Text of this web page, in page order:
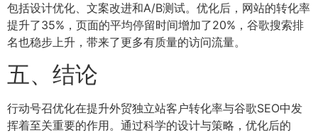
包括设计优化、文案改进和A/B测试。优化后，网站的转化率
提升了35%，页面的平均停留时间增加了20%，谷歌搜索排
名也稳步上升，带来了更多有质量的访问流量。
五、结论
行动号召优化在提升外贸独立站客户转化率与谷歌SEO中发
挥着至关重要的作用。通过科学的设计与策略，优化后的